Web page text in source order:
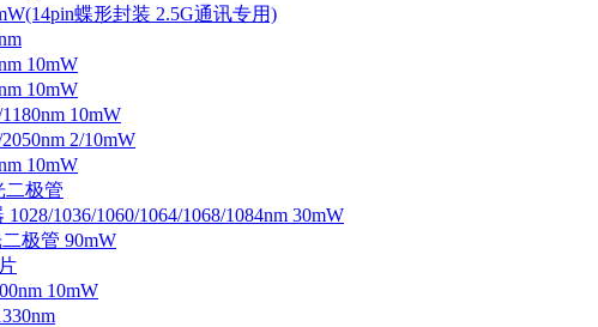
蝶形封装 2.5G通讯专用)
10mW
10mW
10mW
2/10mW
10mW
二极管
1036/1060/1064/1068/1084nm 30mW
极管 90mW
10mW